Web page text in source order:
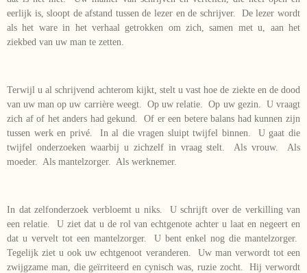
eerlijk is, sloopt de afstand tussen de lezer en de schrijver. De lezer wordt
als het ware in het verhaal getrokken om zich, samen met u, aan het
ziekbed van uw man te zetten.
Terwijl u al schrijvend achterom kijkt, stelt u vast hoe de ziekte en de dood
van uw man op uw carrière weegt. Op uw relatie. Op uw gezin. U vraagt
zich af of het anders had gekund. Of er een betere balans had kunnen zijn
tussen werk en privé. In al die vragen sluipt twijfel binnen. U gaat die
twijfel onderzoeken waarbij u zichzelf in vraag stelt. Als vrouw. Als
moeder. Als mantelzorger. Als werknemer.
In dat zelfonderzoek verbloemt u niks. U schrijft over de verkilling van
een relatie. U ziet dat u de rol van echtgenote achter u laat en negeert en
dat u vervelt tot een mantelzorger. U bent enkel nog die mantelzorger.
Tegelijk ziet u ook uw echtgenoot veranderen. Uw man verwordt tot een
zwijgzame man, die geïrriteerd en cynisch was, ruzie zocht. Hij verwordt